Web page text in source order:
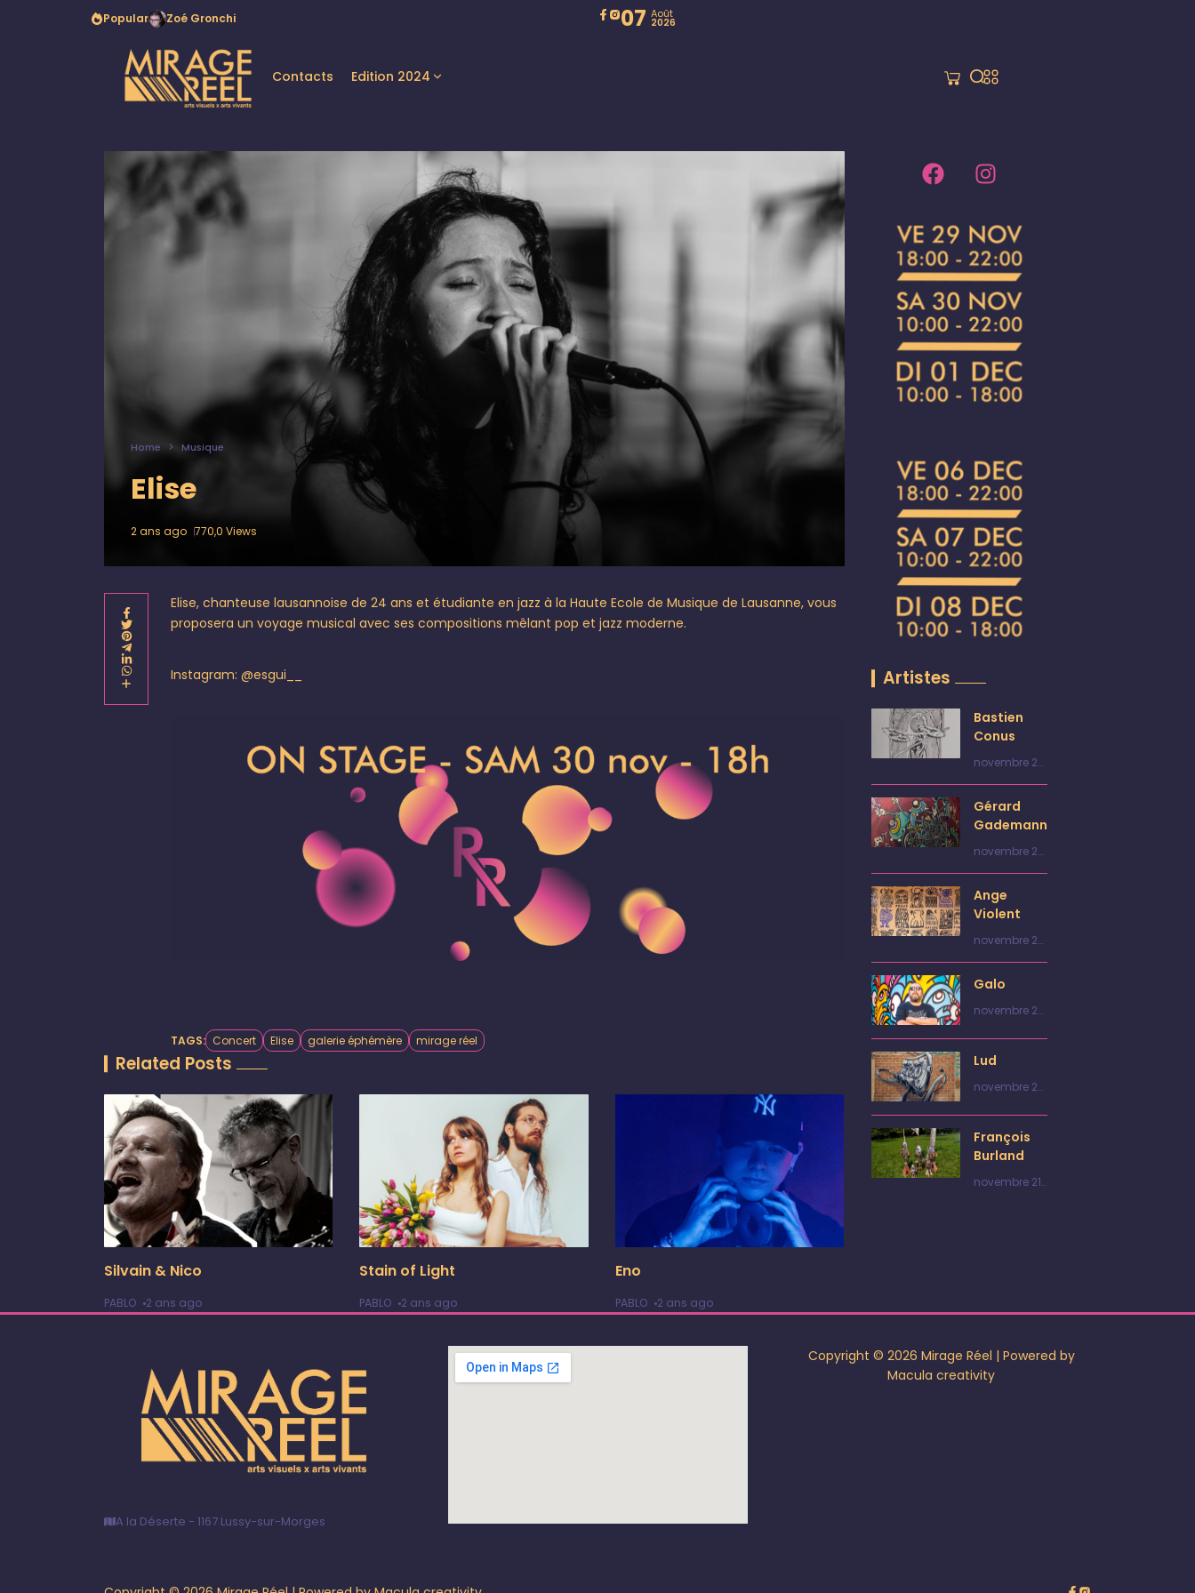
Popular Zoé Gronchi 07 Août
2026
Contacts Edition 2024
Home Musique
Elise
2 ans ago 770,0 Views
Elise, chanteuse lausannoise de 24 ans et étudiante en jazz à la Haute Ecole de Musique de Lausanne, vous
proposera un voyage musical avec ses compositions mêlant pop et jazz moderne.
Instagram: @esgui__
TAGS: Concert Elise galerie éphémère mirage réel
Related Posts
Silvain & Nico
PABLO 2 ans ago
Stain of Light
PABLO 2 ans ago
Eno
PABLO 2 ans ago
Artistes
Bastien
Conus
novembre 28,
Gérard
Gademann
novembre 27,
Ange
Violent
novembre 27,
Galo
novembre 23,
Lud
novembre 23,
François
Burland
novembre 21,
A la Déserte - 1167 Lussy-sur-Morges
Copyright © 2026 Mirage Réel | Powered by
Macula creativity